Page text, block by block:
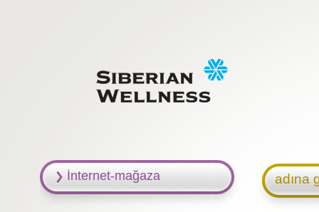
adına
İnternet-mağaza